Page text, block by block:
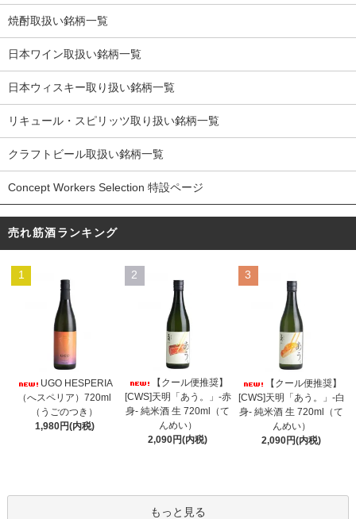
焼酎取扱い銘柄一覧
日本ワイン取扱い銘柄一覧
日本ウィスキー取り扱い銘柄一覧
リキュール・スピリッツ取り扱い銘柄一覧
クラフトビール取扱い銘柄一覧
Concept Workers Selection 特設ページ
売れ筋酒ランキング
1
UGO HESPERIA
（へスペリア）720ml
（うごのつき）
1,980円(内税)
2
【クール便推奨】
[CWS]天明「あう。」-赤
身- 純米酒 生 720ml（て
んめい）
2,090円(内税)
3
【クール便推奨】
[CWS]天明「あう。」-白
身- 純米酒 生 720ml（て
んめい）
2,090円(内税)
もっと見る